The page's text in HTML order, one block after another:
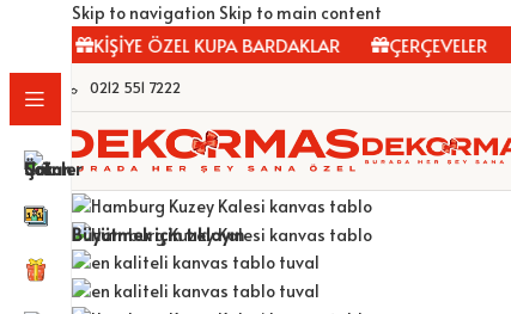
Skip to navigation Skip to main content
KİŞİYE ÖZEL KUPA BARDAKLAR ÇERÇEVELER
0212 551 7222
Büyütmek için tıklayın